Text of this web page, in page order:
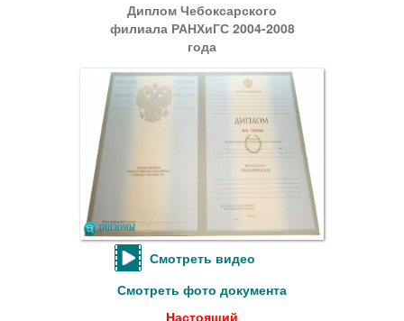
Диплом Чебоксарского
филиала РАНХиГС 2004-2008
года
Смотреть видео
Смотреть фото документа
Настоящий